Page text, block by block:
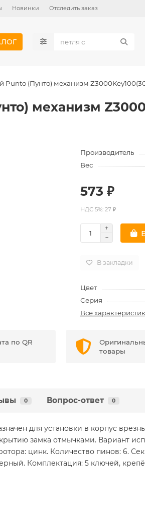
Новинки Отследить заказ
Punto (Пунто) механизм
механизм
Производитель
Вес
573 ₽
НДС 5%: 27 ₽
В закладки
Цвет
Серия
Все
по QR
товары
0 Вопрос-ответ 0
для установки в корпус
замка отмычками. Вариант
цинк. Количество пинов: 6.
Комплектация: 5 ключей,